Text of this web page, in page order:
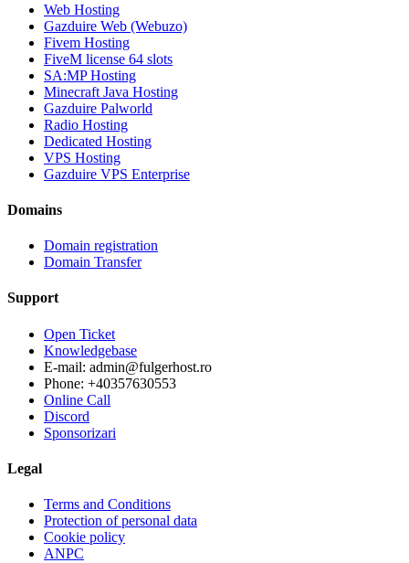
Web Hosting
Gazduire Web (Webuzo)
Fivem Hosting
FiveM license 64 slots
SA:MP Hosting
Minecraft Java Hosting
Gazduire Palworld
Radio Hosting
Dedicated Hosting
VPS Hosting
Gazduire VPS Enterprise
Domains
Domain registration
Domain Transfer
Support
Open Ticket
Knowledgebase
E-mail: admin@fulgerhost.ro
Phone: +40357630553
Online Call
Discord
Sponsorizari
Legal
Terms and Conditions
Protection of personal data
Cookie policy
ANPC